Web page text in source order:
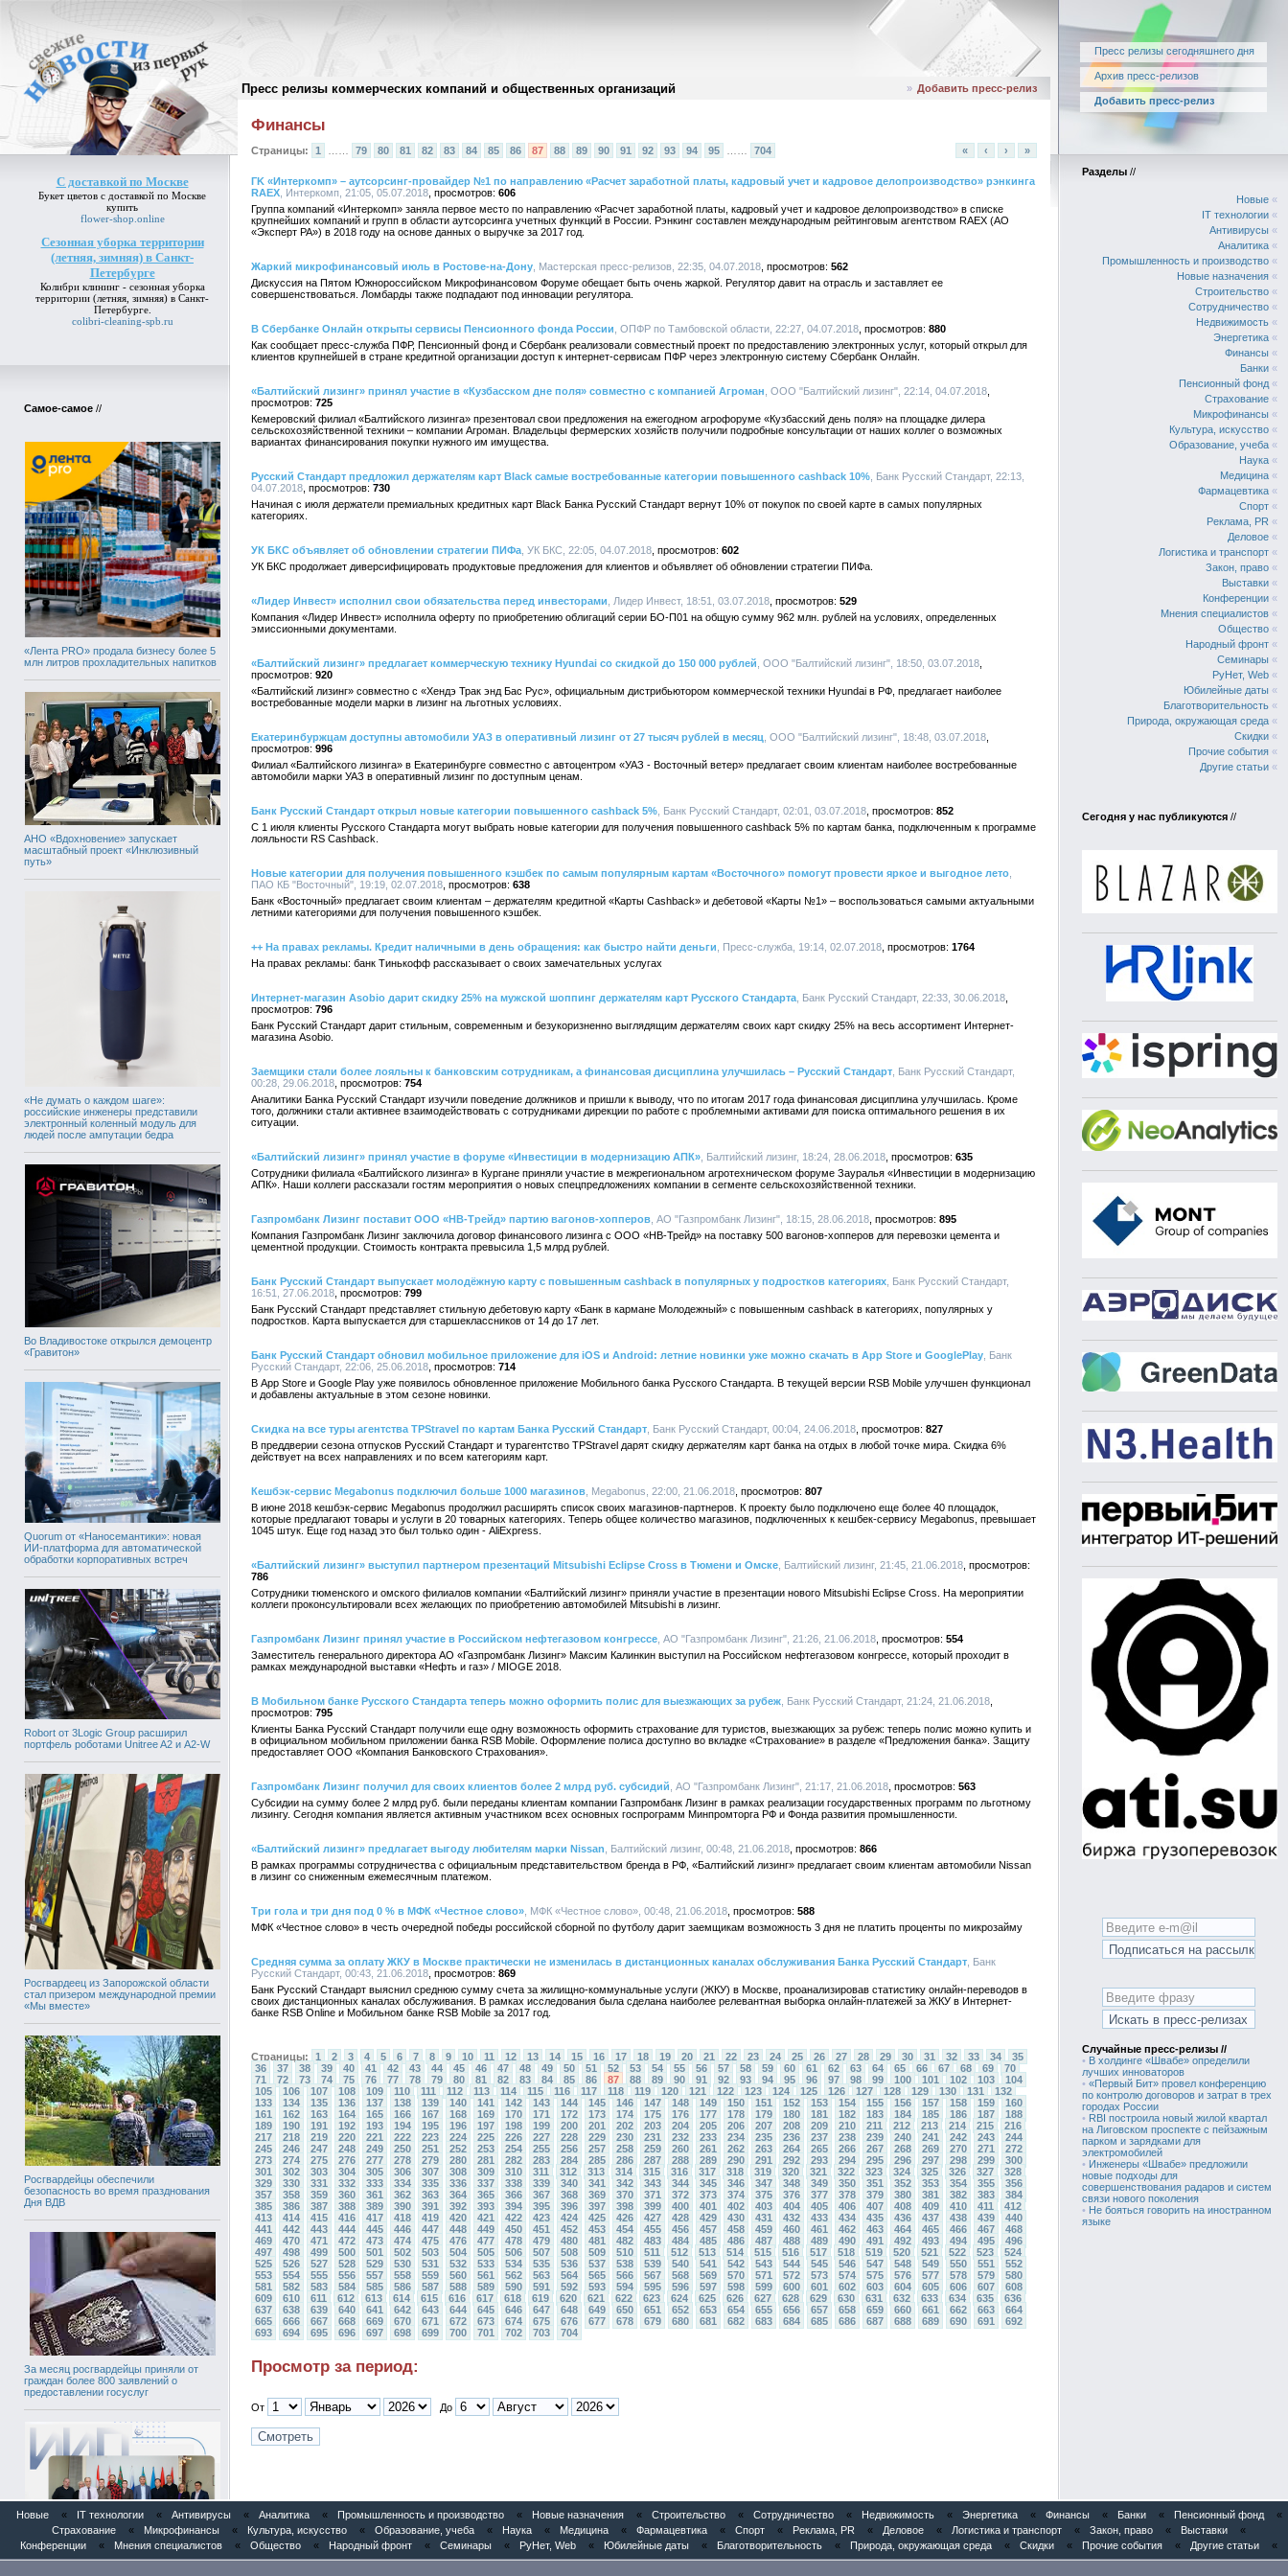
Пресс релизы коммерческих компаний и общественных организаций
Пресс релизы сегодняшнего дня
Архив пресс-релизов
Добавить пресс-релиз
С доставкой по Москве
Букет цветов с доставкой по Москве
купить
flower-shop.online
Сезонная уборка территории
(летняя, зимняя) в Санкт-
Петербурге
Колибри клининг - сезонная уборка
территории (летняя, зимняя) в Санкт-
Петербурге.
colibri-cleaning-spb.ru
Самое-самое //
«Лента PRO» продала бизнесу более 5
млн литров прохладительных напитков
АНО «Вдохновение» запускает
масштабный проект «Инклюзивный
путь»
«Не думать о каждом шаге»:
российские инженеры представили
электронный коленный модуль для
людей после ампутации бедра
Во Владивостоке открылся демоцентр
«Гравитон»
Quorum от «Наносемантики»: новая
ИИ-платформа для автоматической
обработки корпоративных встреч
Robort от 3Logic Group расширил
портфель роботами Unitree A2 и A2-W
Росгвардеец из Запорожской области
стал призером международной премии
«Мы вместе»
Росгвардейцы обеспечили
безопасность во время празднования
Дня ВДВ
За месяц росгвардейцы приняли от
граждан более 800 заявлений о
предоставлении госуслуг
Архив пресс-релизов// » Добавить пресс-релиз
Финансы
Страницы: 1 79 80 81 82 83 84 85 86 87 88 89 90 91 92 93 94 95 704 « ‹ › »
ГK «Интеркомп» – аутсорсинг-провайдер №1 по направлению «Расчет заработной платы, кадровый учет и кадровое делопроизводство» рэнкинга
RAEX , Интеркомп, 21:05, 05.07.2018
606
Группа компаний «Интеркомп» заняла первое место по направлению «Расчет заработной платы, кадровый учет и кадровое делопроизводство» в списке
крупнейших компаний и групп в области аутсорсинга учетных функций в России. Рэнкинг составлен международным рейтинговым агентством RAEX (АО
«Эксперт РА») в 2018 году на основе данных о выручке за 2017 год.
Жаркий микрофинансовый июль в Ростове-на-Дону , Мастерская пресс-релизов, 22:35, 04.07.2018
562
Дискуссия на Пятом Южнороссийском Микрофинансовом Форуме обещает быть очень жаркой. Регулятор давит на отрасль и заставляет ее
совершенствоваться. Ломбарды также подпадают под инновации регулятора.
В Сбербанке Онлайн открыты сервисы Пенсионного фонда России , ОПФР по Тамбовской области, 22:27, 04.07.2018
880
Как сообщает пресс-служба ПФР, Пенсионный фонд и Сбербанк реализовали совместный проект по предоставлению электронных услуг, который открыл для
клиентов крупнейшей в стране кредитной организации доступ к интернет-сервисам ПФР через электронную систему Сбербанк Онлайн.
«Балтийский лизинг» принял участие в «Кузбасском дне поля» совместно с компанией Агроман , ООО "Балтийский лизинг", 22:14, 04.07.2018
725
Кемеровский филиал «Балтийского лизинга» презентовал свои предложения на ежегодном агрофоруме «Кузбасский день поля» на площадке дилера
сельскохозяйственной техники – компании Агроман. Владельцы фермерских хозяйств получили подробные консультации от наших коллег о возможных
вариантах финансирования покупки нужного им имущества.
Русский Стандарт предложил держателям карт Black самые востребованные категории повышенного сashback 10% , Банк Русский Стандарт, 22:13,
04.07.2018
730
Начиная с июля держатели премиальных кредитных карт Black Банка Русский Стандарт вернут 10% от покупок по своей карте в самых популярных
категориях.
УК БКС объявляет об обновлении стратегии ПИФа , УК БКС, 22:05, 04.07.2018
602
УК БКС продолжает диверсифицировать продуктовые предложения для клиентов и объявляет об обновлении стратегии ПИФа.
«Лидер Инвест» исполнил свои обязательства перед инвесторами , Лидер Инвест, 18:51, 03.07.2018
529
Компания «Лидер Инвест» исполнила оферту по приобретению облигаций серии БО-П01 на общую сумму 962 млн. рублей на условиях, определенных
эмиссионными документами.
«Балтийский лизинг» предлагает коммерческую технику Hyundai со скидкой до 150 000 рублей , ООО "Балтийский лизинг", 18:50, 03.07.2018
920
«Балтийский лизинг» совместно с «Хендэ Трак энд Бас Рус», официальным дистрибьютором коммерческой техники Hyundai в РФ, предлагает наиболее
востребованные модели марки в лизинг на льготных условиях.
Екатеринбуржцам доступны автомобили УАЗ в оперативный лизинг от 27 тысяч рублей в месяц , ООО "Балтийский лизинг", 18:48, 03.07.2018
996
Филиал «Балтийского лизинга» в Екатеринбурге совместно с автоцентром «УАЗ - Восточный ветер» предлагает своим клиентам наиболее востребованные
автомобили марки УАЗ в оперативный лизинг по доступным ценам.
Банк Русский Стандарт открыл новые категории повышенного сashback 5% , Банк Русский Стандарт, 02:01, 03.07.2018
852
С 1 июля клиенты Русского Стандарта могут выбрать новые категории для получения повышенного cashback 5% по картам банка, подключенным к программе
лояльности RS Cashback.
Новые категории для получения повышенного кэшбек по самым популярным картам «Восточного» помогут провести яркое и выгодное лето
ПАО КБ "Восточный", 19:19, 02.07.2018
638
Банк «Восточный» предлагает своим клиентам – держателям кредитной «Карты Cashback» и дебетовой «Карты №1» – воспользоваться самыми актуальными
летними категориями для получения повышенного кэшбек.
++ На правах рекламы. Кредит наличными в день обращения: как быстро найти деньги , Пресс-служба, 19:14, 02.07.2018
1764
На правах рекламы: банк Тинькофф рассказывает о своих замечательных услугах
Интернет-магазин Asobio дарит скидку 25% на мужской шоппинг держателям карт Русского Стандарта , Банк Русский Стандарт, 22:33, 30.06.2018
796
Банк Русский Стандарт дарит стильным, современным и безукоризненно выглядящим держателям своих карт скидку 25% на весь ассортимент Интернет-
магазина Asobio.
Заемщики стали более лояльны к банковским сотрудникам, а финансовая дисциплина улучшилась – Русский Стандарт , Банк Русский Стандарт,
00:28, 29.06.2018
754
Аналитики Банка Русский Стандарт изучили поведение должников и пришли к выводу, что по итогам 2017 года финансовая дисциплина улучшилась. Кроме
того, должники стали активнее взаимодействовать с сотрудниками дирекции по работе с проблемными активами для поиска оптимального решения в их
ситуации.
«Балтийский лизинг» принял участие в форуме «Инвестиции в модернизацию АПК» , Балтийский лизинг, 18:24, 28.06.2018
635
Сотрудники филиала «Балтийского лизинга» в Кургане приняли участие в межрегиональном агротехническом форуме Зауралья «Инвестиции в модернизацию
АПК». Наши коллеги рассказали гостям мероприятия о новых спецпредложениях компании в сегменте сельскохозяйственной техники.
Газпромбанк Лизинг поставит ООО «НВ-Трейд» партию вагонов-хопперов , АО "Газпромбанк Лизинг", 18:15, 28.06.2018
895
Компания Газпромбанк Лизинг заключила договор финансового лизинга с ООО «НВ-Трейд» на поставку 500 вагонов-хопперов для перевозки цемента и
цементной продукции. Стоимость контракта превысила 1,5 млрд рублей.
Банк Русский Стандарт выпускает молодёжную карту с повышенным cashback в популярных у подростков категориях , Банк Русский Стандарт,
16:51, 27.06.2018
799
Банк Русский Стандарт представляет стильную дебетовую карту «Банк в кармане Молодежный» с повышенным cashback в категориях, популярных у
подростков. Карта выпускается для старшеклассников от 14 до 17 лет.
Банк Русский Стандарт обновил мобильное приложение для iOS и Android: летние новинки уже можно скачать в App Store и GooglePlay , Банк
Русский Стандарт, 22:06, 25.06.2018
714
В App Store и Google Play уже появилось обновленное приложение Мобильного банка Русского Стандарта. В текущей версии RSB Mobile улучшен функционал
и добавлены актуальные в этом сезоне новинки.
Скидка на все туры агентства TPStravel по картам Банка Русский Стандарт , Банк Русский Стандарт, 00:04, 24.06.2018
827
В преддверии сезона отпусков Русский Стандарт и турагентство TPStravel дарят скидку держателям карт банка на отдых в любой точке мира. Скидка 6%
действует на всех направлениях и по всем категориям карт.
Кешбэк-сервис Megabonus подключил больше 1000 магазинов , Megabonus, 22:00, 21.06.2018
807
В июне 2018 кешбэк-сервис Megabonus продолжил расширять список своих магазинов-партнеров. К проекту было подключено еще более 40 площадок,
которые предлагают товары и услуги в 20 товарных категориях. Теперь общее количество магазинов, подключенных к кешбек-сервису Megabonus, превышает
1045 штук. Еще год назад это был только один - AliExpress.
«Балтийский лизинг» выступил партнером презентаций Mitsubishi Eclipse Cross в Тюмени и Омске , Балтийский лизинг, 21:45, 21.06.2018
786
Сотрудники тюменского и омского филиалов компании «Балтийский лизинг» приняли участие в презентации нового Mitsubishi Eclipse Cross. На мероприятии
коллеги проконсультировали всех желающих по приобретению автомобилей Mitsubishi в лизинг.
Газпромбанк Лизинг принял участие в Российском нефтегазовом конгрессе , АО "Газпромбанк Лизинг", 21:26, 21.06.2018
554
Заместитель генерального директора АО «Газпромбанк Лизинг» Максим Калинкин выступил на Российском нефтегазовом конгрессе, который проходит в
рамках международной выставки «Нефть и газ» / MIOGE 2018.
В Мобильном банке Русского Стандарта теперь можно оформить полис для выезжающих за рубеж , Банк Русский Стандарт, 21:24, 21.06.2018
795
Клиенты Банка Русский Стандарт получили еще одну возможность оформить страхование для туристов, выезжающих за рубеж: теперь полис можно купить и
в официальном мобильном приложении банка RSB Mobile. Оформление полиса доступно во вкладке «Страхование» в разделе «Предложения банка». Защиту
предоставляет ООО «Компания Банковского Страхования».
Газпромбанк Лизинг получил для своих клиентов более 2 млрд руб. субсидий , АО "Газпромбанк Лизинг", 21:17, 21.06.2018
563
Субсидии на сумму более 2 млрд руб. были переданы клиентам компании Газпромбанк Лизинг в рамках реализации государственных программ по льготному
лизингу. Сегодня компания является активным участником всех основных госпрограмм Минпромторга РФ и Фонда развития промышленности.
«Балтийский лизинг» предлагает выгоду любителям марки Nissan , Балтийский лизинг, 00:48, 21.06.2018
866
В рамках программы сотрудничества с официальным представительством бренда в РФ, «Балтийский лизинг» предлагает своим клиентам автомобили Nissan
в лизинг со сниженным ежемесячным платежом.
Три гола и три дня под 0 % в МФК «Честное слово» , МФК «Честное слово», 00:48, 21.06.2018
588
МФК «Честное слово» в честь очередной победы российской сборной по футболу дарит заемщикам возможность 3 дня не платить проценты по микрозайму
Средняя сумма за оплату ЖКУ в Москве практически не изменилась в дистанционных каналах обслуживания Банка Русский Стандарт , Банк
Русский Стандарт, 00:43, 21.06.2018
869
Банк Русский Стандарт выяснил среднюю сумму счета за жилищно-коммунальные услуги (ЖКУ) в Москве, проанализировав статистику онлайн-переводов в
своих дистанционных каналах обслуживания. В рамках исследования была сделана наиболее релевантная выборка онлайн-платежей за ЖКУ в Интернет-
банке RSB Online и Мобильном банке RSB Mobile за 2017 год.
Страницы: 1 2 3 4 5 6 7 8 9 10 11 12 13 14 15 16 17 18 19 20 21 22 23 24 25 26 27 28 29 30 31 32 33 34
35
36
37 38 39 40 41 42 43 44 45 46 47 48 49 50 51 52 53 54 55 56 57 58 59 60 61 62 63 64 65 66 67 68 69
70
71
72 73 74 75 76 77 78 79 80 81 82 83 84 85 86 87 88 89 90 91 92 93 94 95 96 97 98 99 100 101 102 103
104
105
106 107 108 109 110 111 112 113 114 115 116 117 118 119 120 121 122 123 124 125 126 127 128 129 130 131
132
133
134 135 136 137 138 139 140 141 142 143 144 145 146 147 148 149 150 151 152 153 154 155 156 157 158 159
160
161
162 163 164 165 166 167 168 169 170 171 172 173 174 175 176 177 178 179 180 181 182 183 184 185 186 187
188
189
190 191 192 193 194 195 196 197 198 199 200 201 202 203 204 205 206 207 208 209 210 211 212 213 214 215
216
217
218 219 220 221 222 223 224 225 226 227 228 229 230 231 232 233 234 235 236 237 238 239 240 241 242 243
244
245
246 247 248 249 250 251 252 253 254 255 256 257 258 259 260 261 262 263 264 265 266 267 268 269 270 271
272
273
274 275 276 277 278 279 280 281 282 283 284 285 286 287 288 289 290 291 292 293 294 295 296 297 298 299
300
301
302 303 304 305 306 307 308 309 310 311 312 313 314 315 316 317 318 319 320 321 322 323 324 325 326 327
328
329
330 331 332 333 334 335 336 337 338 339 340 341 342 343 344 345 346 347 348 349 350 351 352 353 354 355
356
357
358 359 360 361 362 363 364 365 366 367 368 369 370 371 372 373 374 375 376 377 378 379 380 381 382 383
384
385
386 387 388 389 390 391 392 393 394 395 396 397 398 399 400 401 402 403 404 405 406 407 408 409 410 411
412
413
414 415 416 417 418 419 420 421 422 423 424 425 426 427 428 429 430 431 432 433 434 435 436 437 438 439
440
441
442 443 444 445 446 447 448 449 450 451 452 453 454 455 456 457 458 459 460 461 462 463 464 465 466 467
468
469
470 471 472 473 474 475 476 477 478 479 480 481 482 483 484 485 486 487 488 489 490 491 492 493 494 495
496
497
498 499 500 501 502 503 504 505 506 507 508 509 510 511 512 513 514 515 516 517 518 519 520 521 522 523
524
525
526 527 528 529 530 531 532 533 534 535 536 537 538 539 540 541 542 543 544 545 546 547 548 549 550 551
552
553
554 555 556 557 558 559 560 561 562 563 564 565 566 567 568 569 570 571 572 573 574 575 576 577 578 579
580
581
582 583 584 585 586 587 588 589 590 591 592 593 594 595 596 597 598 599 600 601 602 603 604 605 606 607
608
609
610 611 612 613 614 615 616 617 618 619 620 621 622 623 624 625 626 627 628 629 630 631 632 633 634 635
636
637
638 639 640 641 642 643 644 645 646 647 648 649 650 651 652 653 654 655 656 657 658 659 660 661 662 663
664
665
666 667 668 669 670 671 672 673 674 675 676 677 678 679 680 681 682 683 684 685 686 687 688 689 690 691
692
693
694 695 696 697 698 699 700 701 702 703 704
Просмотр за период:
От До
Разделы //
Новые «
IT технологии «
Антивирусы «
Аналитика «
Промышленность и производство «
Новые назначения «
Строительство «
Сотрудничество «
Недвижимость «
Энергетика «
Финансы «
Банки «
Пенсионный фонд «
Страхование «
Микрофинансы «
Культура, искусство «
Образование, учеба «
Наука «
Медицина «
Фармацевтика «
Спорт «
Реклама, PR «
Деловое «
Логистика и транспорт «
Закон, право «
Выставки «
Конференции «
Мнения специалистов «
Общество «
Народный фронт «
Семинары «
РуНет, Web «
Юбилейные даты «
Благотворительность «
Природа, окружающая среда «
Скидки «
Прочие события «
Другие статьи «
Сегодня у нас публикуются //
Случайные пресс-релизы //
• В холдинге «Швабе» определили
лучших инноваторов
• «Первый Бит» провел конференцию
по контролю договоров и затрат в трех
городах России
• RBI построила новый жилой квартал
на Лиговском проспекте с пейзажным
парком и зарядками для
электромобилей
• Инженеры «Швабе» предложили
новые подходы для
совершенствования радаров и систем
связи нового поколения
• Не бояться говорить на иностранном
языке
Новые « IT технологии « Антивирусы « Аналитика « Промышленность и производство « Новые назначения « Строительство « Сотрудничество « Недвижимость « Энергетика « Финансы « Банки « Пенсионный фонд
«
Страхование
« Микрофинансы « Культура, искусство « Образование, учеба « Наука « Медицина « Фармацевтика « Спорт « Реклама, PR « Деловое « Логистика и транспорт « Закон, право « Выставки
«
Конференции
« Мнения специалистов « Общество « Народный фронт « Семинары « РуНет, Web « Юбилейные даты « Благотворительность « Природа, окружающая среда « Скидки « Прочие события « Другие статьи «